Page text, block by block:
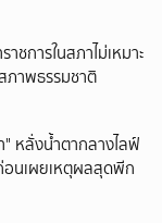
ชการในสภาไม่เหมาะ
ภาพธรรมชาติ
หลั่งน้ำตากลางไลฟ์
นเผยเหตุผลสุดพีก